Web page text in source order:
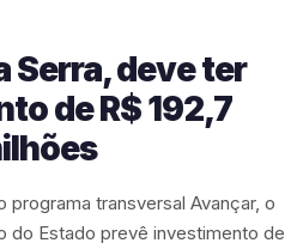
Serra, deve ter
de R$ 192,7
programa transversal Avançar, o
do Estado prevê investimento de